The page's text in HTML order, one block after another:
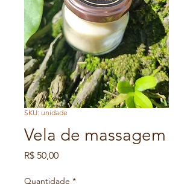
SKU: unidade
Vela de massagem
R$ 50,00Preço
Quantidade *